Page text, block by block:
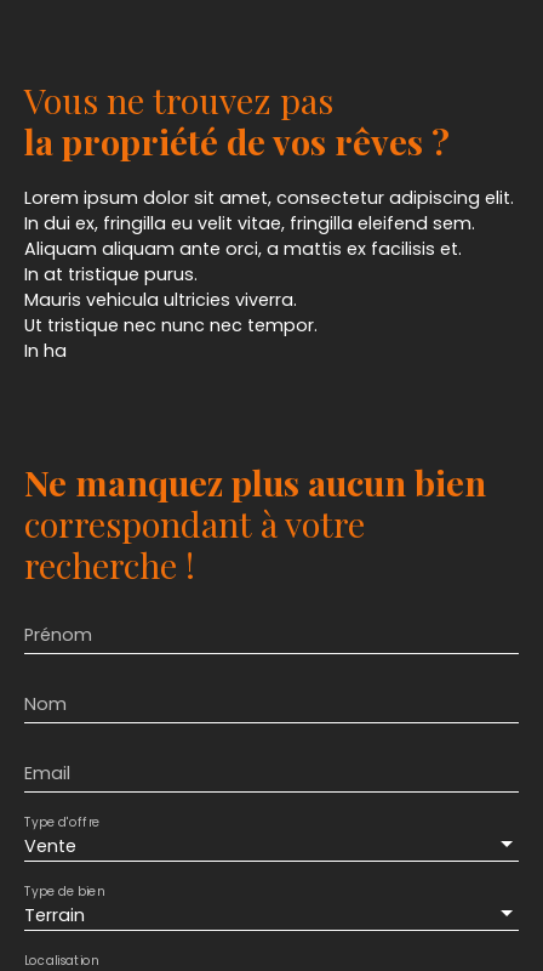
Vous ne trouvez pas
la propriété de vos rêves ?
Lorem ipsum dolor sit amet, consectetur adipiscing elit.
In dui ex, fringilla eu velit vitae, fringilla eleifend sem.
Aliquam aliquam ante orci, a mattis ex facilisis et.
In at tristique purus.
Mauris vehicula ultricies viverra.
Ut tristique nec nunc nec tempor.
In ha
Ne manquez plus aucun bien
correspondant à votre
recherche !
Prénom
Nom
Email
Vente
Type d'offre
Terrain
Type de bien
Localisation